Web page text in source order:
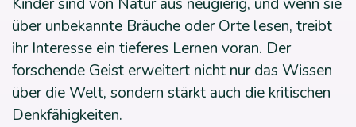
Kinder sind von Natur aus neugierig, und wenn sie
über unbekannte Bräuche oder Orte lesen, treibt
ihr Interesse ein tieferes Lernen voran. Der
forschende Geist erweitert nicht nur das Wissen
über die Welt, sondern stärkt auch die kritischen
Denkfähigkeiten.